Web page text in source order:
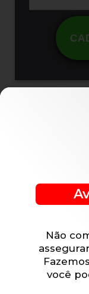
Não
você